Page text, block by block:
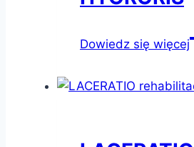
Dowiedz się więcej